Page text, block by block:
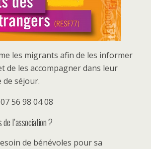
les migrants afin de les informer
de les accompagner dans leur
de séjour.
56 98 04 08
l’association ?
de bénévoles pour sa